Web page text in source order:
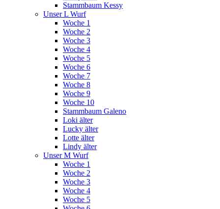
Stammbaum Kessy
Unser L Wurf
Woche 1
Woche 2
Woche 3
Woche 4
Woche 5
Woche 6
Woche 7
Woche 8
Woche 9
Woche 10
Stammbaum Galeno
Loki älter
Lucky älter
Lotte älter
Lindy älter
Unser M Wurf
Woche 1
Woche 2
Woche 3
Woche 4
Woche 5